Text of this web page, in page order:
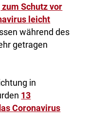
Schutz vor
leicht
während des
getragen
in
13
Coronavirus